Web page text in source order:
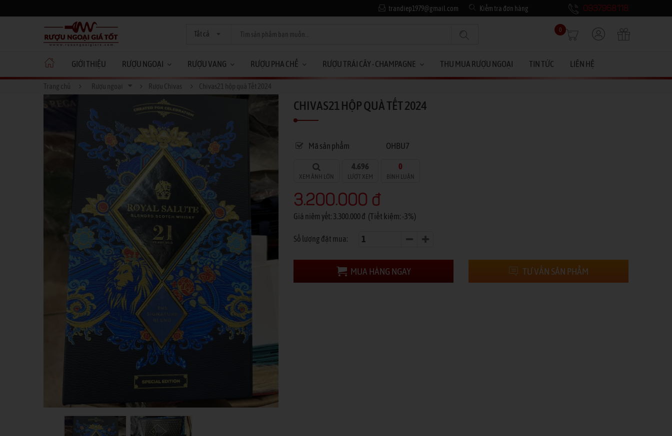
trandiep1979@gmail.com Kiểm tra đơn hàng 0937968118
Tất cả 0
GIỚI THIỆU RƯỢU NGOẠI RƯỢU VANG RƯỢU PHA CHẾ RƯỢU TRÁI CÂY - CHAMPAGNE THU MUA RƯỢU NGOẠI TIN TỨC LIÊN HỆ
Trang chủ Rượu ngoại Rượu Chivas Chivas21 hộp quà Tết 2024
CHIVAS21 HỘP QUÀ TẾT 2024
Mã sản phẩm OHBU7
XEM ẢNH LỚN
4.696
LƯỢT XEM
0
BÌNH LUẬN
3.200.000 đ
Giá niêm yết: 3.300.000 đ (Tiết kiệm: -3%)
Số lượng đặt mua:
MUA HÀNG NGAY TƯ VẤN SẢN PHẨM